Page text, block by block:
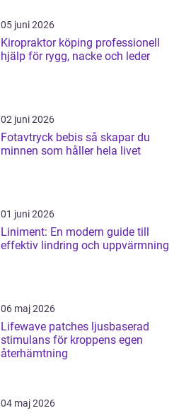
05 juni 2026
Kiropraktor köping professionell
hjälp för rygg, nacke och leder
02 juni 2026
Fotavtryck bebis så skapar du
minnen som håller hela livet
01 juni 2026
Liniment: En modern guide till
effektiv lindring och uppvärmning
06 maj 2026
Lifewave patches ljusbaserad
stimulans för kroppens egen
återhämtning
04 maj 2026